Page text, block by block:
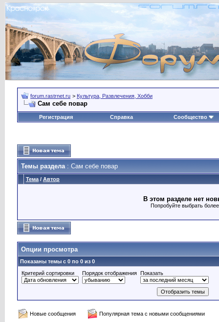
forum.rastrnet.ru > Культура, Развлечения, Хобби
Сам себе повар
Регистрация Справка Сообщество
Темы раздела: Сам себе повар
Тема / Автор
В этом разделе нет
Попробуйте выбрать
Опции просмотра
Показаны темы с 0 по 0 из 0
Критерий сортировки
Порядок отображения Показать
Новые сообщения
Популярная тема с новыми сообщениями